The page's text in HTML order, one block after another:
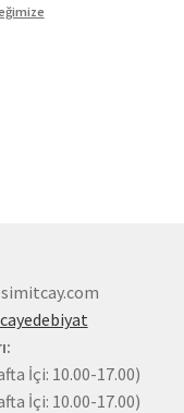
İçi: 10.00-17.00)
İçi: 10.00-17.00)